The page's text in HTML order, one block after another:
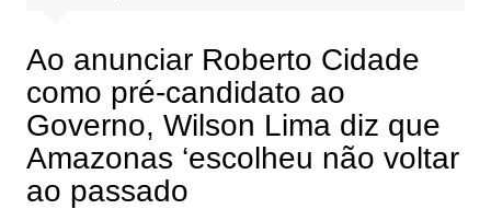
Ao anunciar Roberto Cidade
como pré-candidato ao
Governo, Wilson Lima diz que
Amazonas ‘escolheu não voltar
ao passado